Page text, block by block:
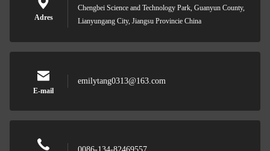
Adres
Chengbei Science and Technology Park, Guanyun County,
Lianyungang City, Jiangsu Provincie China
E-mail
emilytang0313@163.com